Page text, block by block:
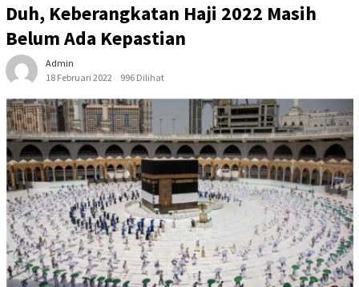
Duh, Keberangkatan Haji 2022 Masih
Belum Ada Kepastian
Admin
18 Februari 2022
996 Dilihat